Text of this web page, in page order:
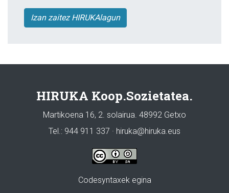
Izan zaitez HIRUKAlagun
HIRUKA Koop.Sozietatea.
Martikoena 16, 2. solairua. 48992 Getxo
Tel.: 944 911 337 · hiruka@hiruka.eus
Codesyntaxek egina